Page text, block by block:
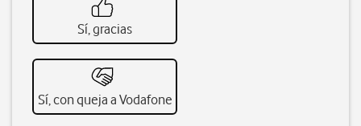
Sí, gracias
Sí, con queja a Vodafone